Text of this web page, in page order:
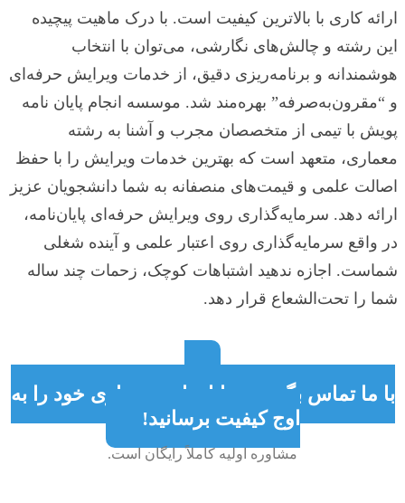
ارائه کاری با بالاترین کیفیت است. با درک ماهیت پیچیده
این رشته و چالش‌های نگارشی، می‌توان با انتخاب
هوشمندانه و برنامه‌ریزی دقیق، از خدمات ویرایش حرفه‌ای
و “مقرون‌به‌صرفه” بهره‌مند شد. موسسه انجام پایان نامه
پویش با تیمی از متخصصان مجرب و آشنا به رشته
معماری، متعهد است که بهترین خدمات ویرایش را با حفظ
اصالت علمی و قیمت‌های منصفانه به شما دانشجویان عزیز
ارائه دهد. سرمایه‌گذاری روی ویرایش حرفه‌ای پایان‌نامه،
در واقع سرمایه‌گذاری روی اعتبار علمی و آینده شغلی
شماست. اجازه ندهید اشتباهات کوچک، زحمات چند ساله
شما را تحت‌الشعاع قرار دهد.
با ما تماس بگیرید و پایان‌نامه معماری خود را به
اوج کیفیت برسانید!
مشاوره اولیه کاملاً رایگان است.